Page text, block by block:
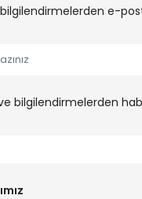
e-
bilgilendirmelerden